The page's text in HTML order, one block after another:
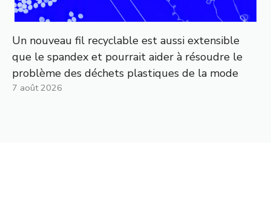
Un nouveau fil recyclable est aussi extensible
que le spandex et pourrait aider à résoudre le
problème des déchets plastiques de la mode
7 août 2026